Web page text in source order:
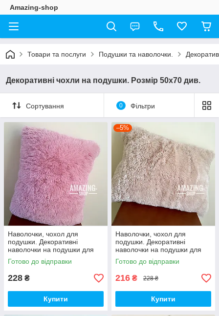
Amazing-shop
Товари та послуги Подушки та наволочки.
Декоративні чохли на подушки. Розмір 50х70 див.
Сортування 0 Фільтри
Наволочки, чохол для
подушки. Декоративні
наволочки на подушки для
інтер'єру. "Троавка" 50*70 см.
Готово до відправки
228 ₴
Купити
–5%
Наволочки, чохол для
подушки. Декоративні
наволочки на подушки для
інтер'єру. "Троавка" 50*70 см.
Готово до відправки
216 ₴ 228 ₴
Купити